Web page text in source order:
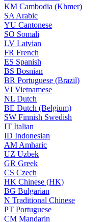
KM Cambodia (Khmer)
SA Arabic
YU Cantonese
SO Somali
LV Latvian
FR French
ES Spanish
BS Bosnian
BR Portuguese (Brazil)
VI Vietnamese
NL Dutch
BE Dutch (Belgium)
SW Finnish Swedish
IT Italian
ID Indonesian
AM Amharic
UZ Uzbek
GR Greek
CS Czech
HK Chinese (HK)
BG Bulgarian
N Traditional Chinese
PT Portuguese
CM Mandarin